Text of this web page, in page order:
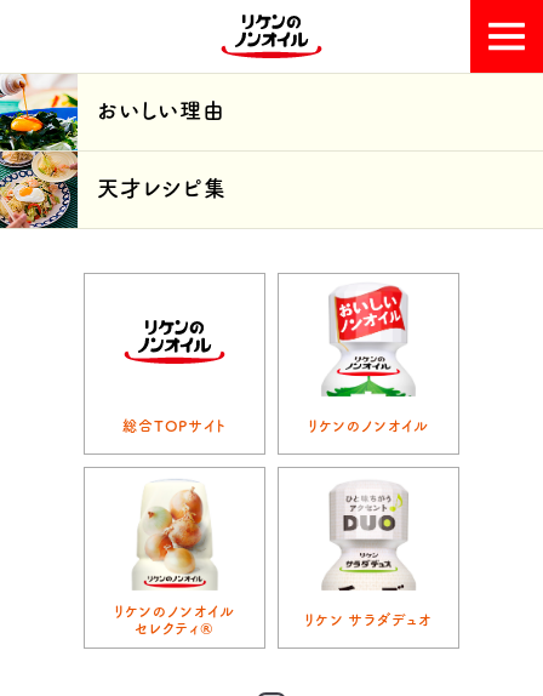
おいしい理由
天才レシピ集
おいしい理由
天才レシピ集
総合TOPサイト リケンのノンオイル
リケンのノンオイル
セレクティ®
リケン サラダデュオ